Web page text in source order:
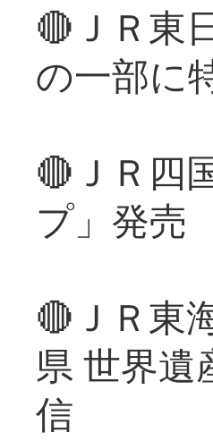
🔴ＪＲ東
の一部に
🔴ＪＲ四
プ」発売
🔴ＪＲ東
県 世界遺
信